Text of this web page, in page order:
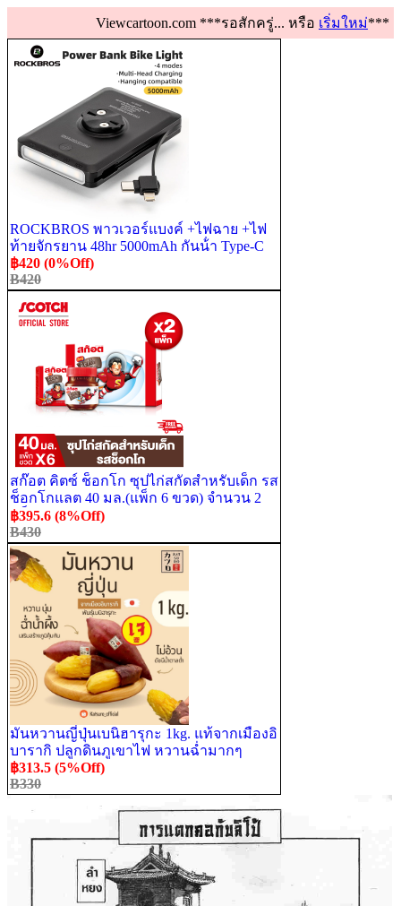
Viewcartoon.com ***รอสักครู่... หรือ เริ่มใหม่***
ROCKBROS พาวเวอร์แบงค์ +ไฟฉาย +ไฟ
ท้ายจักรยาน 48hr 5000mAh กันน้ํา Type-C
ชาร์จได้ อุปกรณ์เสริม
฿420 (0%Off)
B420
สก๊อต คิตซ์ ช็อกโก ซุปไก่สกัดสำหรับเด็ก รส
ช็อกโกแลต 40 มล.(แพ็ก 6 ขวด) จำนวน 2
แพ็ก พร้อมจัดส่ง !!
฿395.6 (8%Off)
B430
มันหวานญี่ปุ่นเบนิฮารุกะ 1kg. แท้จากเมืองอิ
บารากิ ปลูกดินภูเขาไฟ หวานฉ่ำมากๆ
฿313.5 (5%Off)
B330